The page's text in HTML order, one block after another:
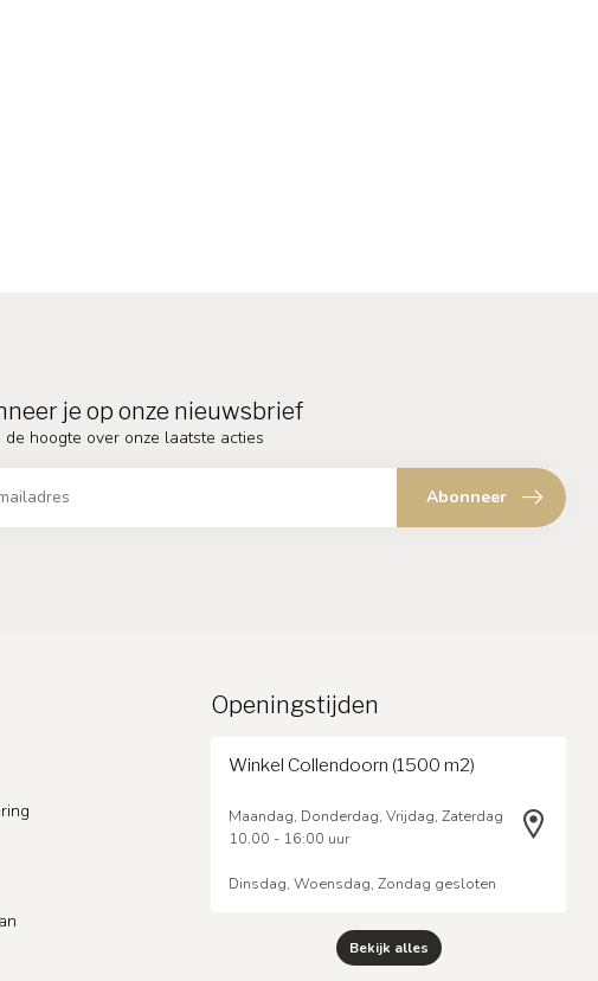
je op onze nieuwsbrief
de hoogte over onze laatste acties
Abonneer
Openingstijden
Winkel Collendoorn (1500 m2)
Maandag, Donderdag, Vrijdag, Zaterdag
10.00 - 16:00 uur
Dinsdag, Woensdag, Zondag gesloten
Bekijk alles